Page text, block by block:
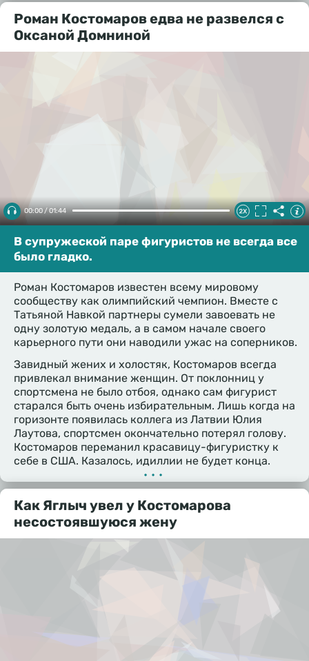
Роман Костомаров едва не развелся с
Оксаной Домниной
00:00 / 01:44
В супружеской паре фигуристов не всегда все
было гладко.
Роман Костомаров известен всему мировому
сообществу как олимпийский чемпион. Вместе с
Татьяной Навкой партнеры сумели завоевать не
одну золотую медаль, а в самом начале своего
карьерного пути они наводили ужас на соперников.
Завидный жених и холостяк, Костомаров всегда
привлекал внимание женщин. От поклонниц у
спортсмена не было отбоя, однако сам фигурист
старался быть очень избирательным. Лишь когда на
горизонте появилась коллега из Латвии Юлия
Лаутова, спортсмен окончательно потерял голову.
Костомаров переманил красавицу-фигуристку к
себе в США. Казалось, идиллии не будет конца.
•••
Как Яглыч увел у Костомарова
несостоявшуюся жену